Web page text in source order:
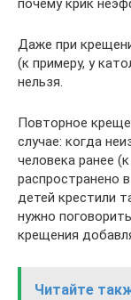
почему крик
Даже при
(к примеру, у
нельзя.
Повторное
случае: когда
человека ранее
распространено
детей крестили
нужно
крещения
Читайте